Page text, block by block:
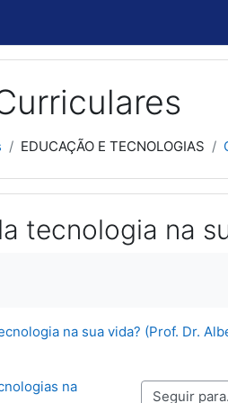
EDUCAÇÃO E TECNOLOGIAS
tecnologia na
na sua vida? (Prof. Dr.
na
Seguir para...